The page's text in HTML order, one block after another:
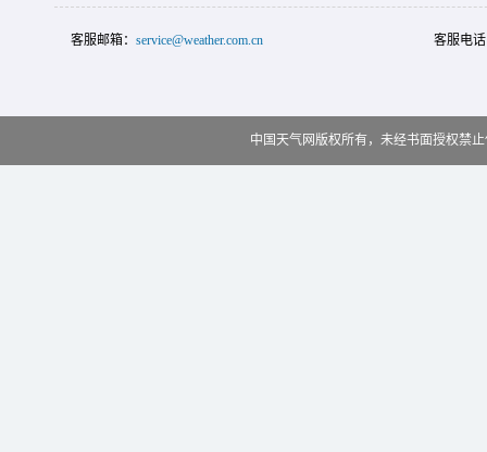
客服邮箱： service@weather.com.cn 客服电
中国天气网版权所有，未经书面授权